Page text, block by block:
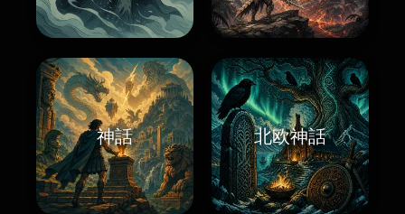
神話 北欧神話